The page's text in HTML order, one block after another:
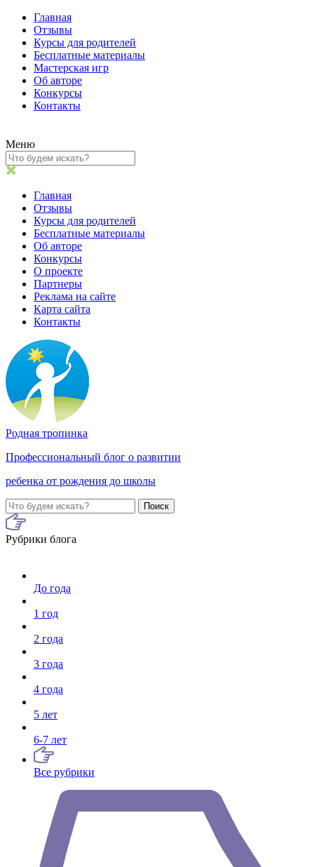
Главная
Отзывы
Курсы для родителей
Бесплатные материалы
Мастерская игр
Об авторе
Конкурсы
Контакты
Меню
Главная
Отзывы
Курсы для родителей
Бесплатные материалы
Об авторе
Конкурсы
О проекте
Партнеры
Реклама на сайте
Карта сайта
Контакты
Родная тропинка
Профессиональный блог о развитии
ребенка от рождения до школы
Поиск
Рубрики блога
До года
1 год
2 года
3 года
4 года
5 лет
6-7 лет
Все рубрики